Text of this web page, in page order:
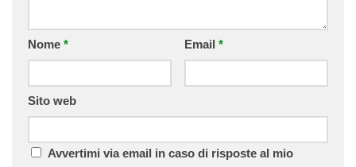
Nome * Email *
Sito web
Avvertimi via email in caso di risposte al mio